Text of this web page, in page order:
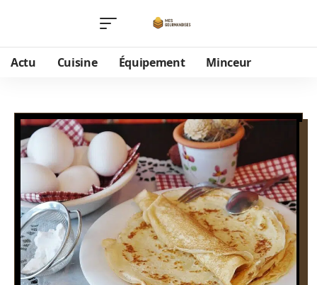
Actu Cuisine Équipement Minceur